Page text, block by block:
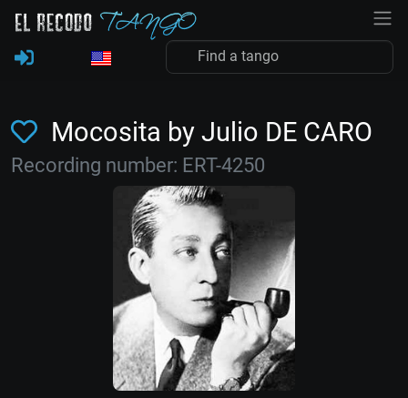
Mocosita by Julio DE CARO
Recording number: ERT-4250